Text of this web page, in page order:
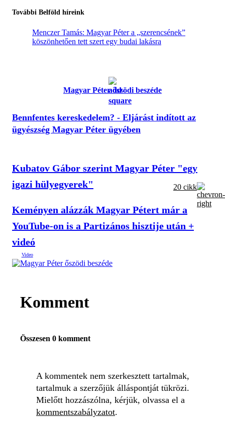
További Belföld híreink
Menczer Tamás: Magyar Péter a „szerencsének”
köszönhetően tett szert egy budai lakásra
Magyar Péter őszödi beszéde
Bennfentes kereskedelem? - Eljárást indított az
ügyészség Magyar Péter ügyében
Kubatov Gábor szerint Magyar Péter "egy
igazi hülyegyerek"
Keményen alázzák Magyar Pétert már a
YouTube-on is a Partizános hisztije után +
videó
20 cikk
Komment
Összesen 0 komment
A kommentek nem szerkesztett tartalmak,
tartalmuk a szerzőjük álláspontját tükrözi.
Mielőtt hozzászólna, kérjük, olvassa el a
kommentszabályzatot.